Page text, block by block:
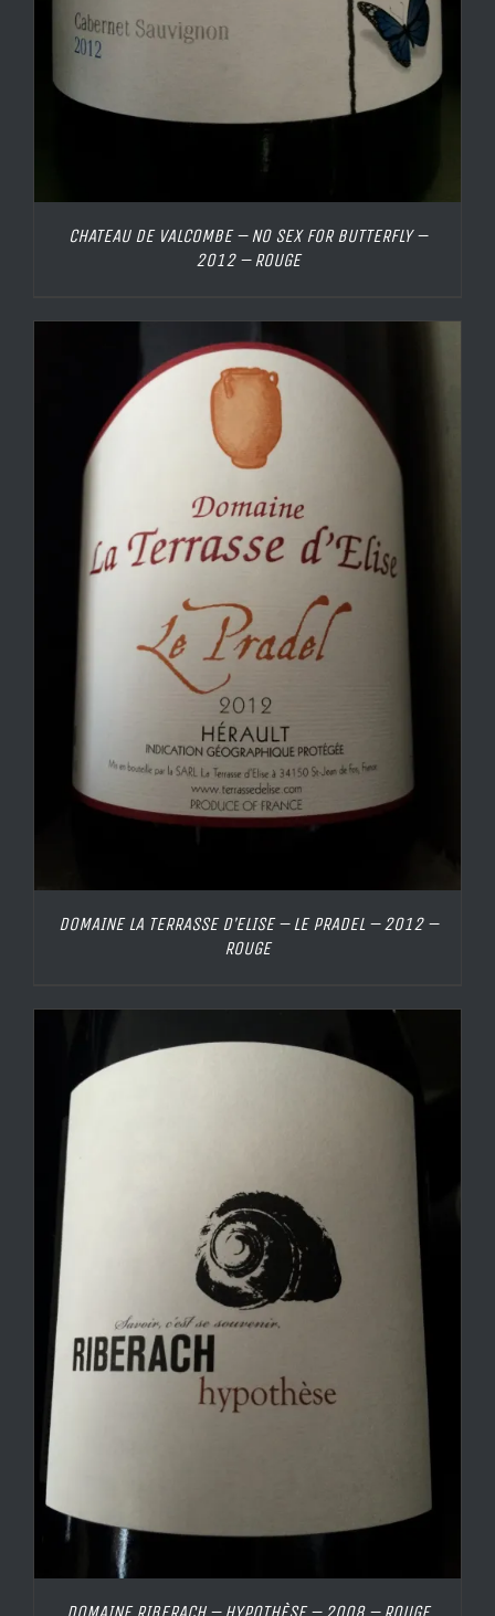
CHATEAU DE VALCOMBE – NO SEX FOR BUTTERFLY –
2012 – ROUGE
DOMAINE LA TERRASSE D’ELISE – LE PRADEL – 2012 –
ROUGE